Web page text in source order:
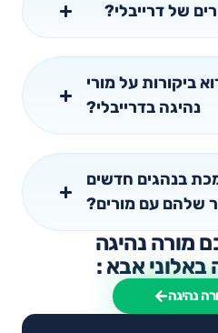
של דרייבלי?
ביקורות על מורי
נהיגה בדרייבלי?
בנהגים חדשים
שלהם עם מורים?
מורה נהיגה
באלוני אבא :
נהיגה